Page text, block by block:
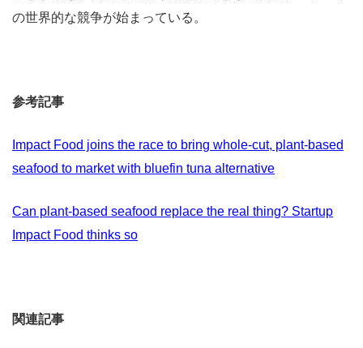
の世界的な競争が始まっている。
参考記事
Impact Food joins the race to bring whole-cut, plant-based
seafood to market with bluefin tuna alternative
Can plant-based seafood replace the real thing? Startup
Impact Food thinks so
関連記事